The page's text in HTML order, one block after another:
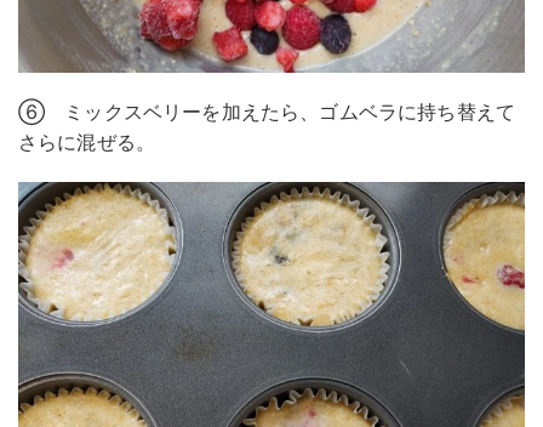
⑥ ミックスベリーを加えたら、ゴムベラに持ち替えて
さらに混ぜる。